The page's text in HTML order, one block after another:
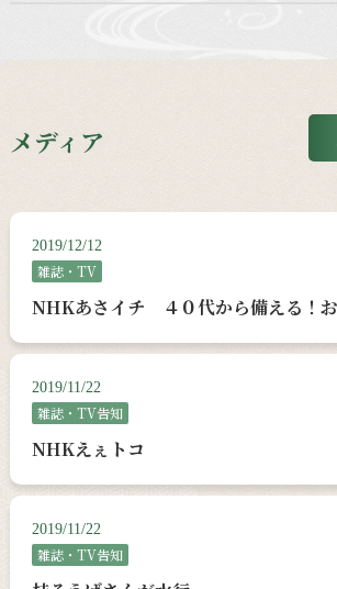
メディア
2019/12/12
雑誌・TV
NHKあさイチ ４０代から備える！
2019/11/22
雑誌・TV告知
NHKえぇトコ
2019/11/22
雑誌・TV告知